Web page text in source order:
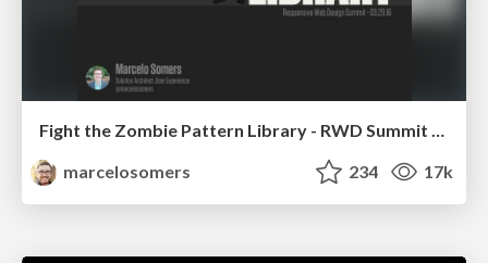
Fight the Zombie Pattern Library - RWD Summit 2016
marcelosomers
234 17k